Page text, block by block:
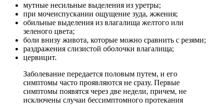
мутные несильные выделения из уретры;
при мочеиспускании ощущение зуда, жжения;
обильные выделения из влагалища желтого или
зеленого цвета;
боли внизу живота, которые можно сравнить с резями;
раздражения слизистой оболочки влагалища;
цервицит.
Заболевание передается половым путем, и его
симптомы часто проявляются не сразу. Первые
симптомы появятся через две недели, причем, не
исключены случаи бессимптомного протекания